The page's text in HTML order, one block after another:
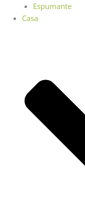
Espumante
Casa